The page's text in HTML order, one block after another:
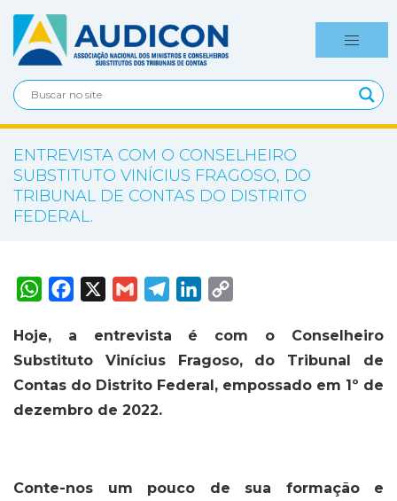
ENTREVISTA COM O CONSELHEIRO
SUBSTITUTO VINÍCIUS FRAGOSO, DO
TRIBUNAL DE CONTAS DO DISTRITO
FEDERAL.
W
h
s
A
p
p
F
a
b
o
o
k
X
G
m
l
T
e
g
m
L
d
I
n
L
i
n
k
Hoje, a entrevista é com o Conselheiro
Substituto Vinícius Fragoso, do Tribunal de
Contas do Distrito Federal, empossado em 1º de
dezembro de 2022.
Conte-nos um pouco de sua formação e